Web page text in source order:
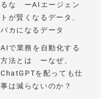
るな ーAIエージェン
トが賢くなるデータ、
バカになるデータ
AIで業務を自動化する
方法とは ーなぜ、
ChatGPTを配っても仕
事は減らないのか？